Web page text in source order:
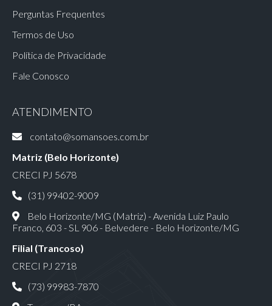
Perguntas Frequentes
Termos de Uso
Política de Privacidade
Fale Conosco
ATENDIMENTO
contato@somansoes.com.br
Matriz (Belo Horizonte)
CRECI PJ 5678
(31) 99402-9009
Belo Horizonte/MG (Matriz) - Avenida Luiz Paulo
Franco, 603 - SL 906 - Belvedere - Belo Horizonte/MG
Filial (Trancoso)
CRECI PJ 2718
(73) 99983-7870